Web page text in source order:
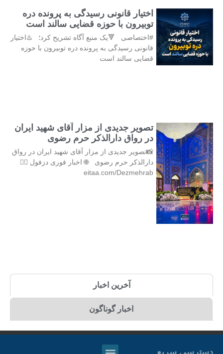
اختیار قانونی رسیدگی به پرونده دره
توبیرون با حوزه قضایی سالند است
#اختصاصی 🔻یک منبع آگاه تشریح کرد؛ ♨️اختیار
قانونی رسیدگی به پرونده دره توبیرون با حوزه
قضایی سالند است
تصویر جدیدی از مزار آقای شهید ایران
در رواق دارالذکر حرم رضوی
📸تصویر جدیدی از مزار آقای شهید ایران در رواق
دارالذکر حرم رضوی 🌐 اخبار فوری دزفول 👇🏻
eitaa.com/Dezmehrab
آخرین اخبار
اخبار گوناگون